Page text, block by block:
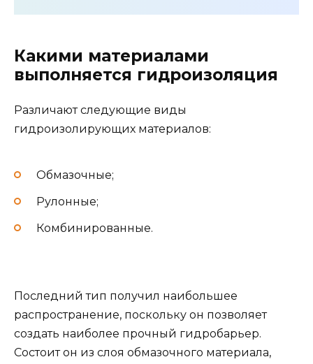
Какими материалами
выполняется гидроизоляция
Различают следующие виды
гидроизолирующих материалов:
Обмазочные;
Рулонные;
Комбинированные.
Последний тип получил наибольшее
распространение, поскольку он позволяет
создать наиболее прочный гидробарьер.
Состоит он из слоя обмазочного материала,